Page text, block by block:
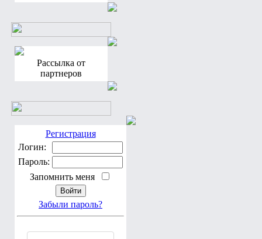
Рассылка от
партнеров
Регистрация
Логин:
Пароль:
Запомнить меня
Забыли пароль?